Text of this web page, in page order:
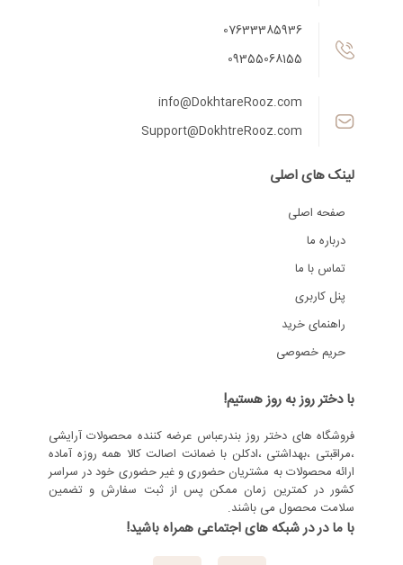
07633385936
09355068155
info@DokhtareRooz.com
Support@DokhtreRooz.com
لینک های اصلی
صفحه اصلی
درباره ما
تماس با ما
پنل کاربری
راهنمای خرید
حریم خصوصی
با دختر روز به روز هستیم!
فروشگاه های دختر روز بندرعباس عرضه کننده محصولات آرایشی
،مراقبتی ،بهداشتی ،ادکلن با ضمانت اصالت کالا همه روزه آماده
ارائه محصولات به مشتریان حضوری و غیر حضوری خود در سراسر
کشور در کمترین زمان ممکن پس از ثبت سفارش و تضمین
سلامت محصول می باشند.
با ما در در شبکه های اجتماعی همراه باشید!